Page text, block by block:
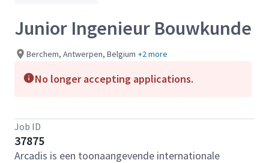
Junior Ingenieur Bouwkunde
Berchem, Antwerpen, Belgium +2 more
No longer accepting applications.
Job ID
37875
Arcadis is een toonaangevende internationale